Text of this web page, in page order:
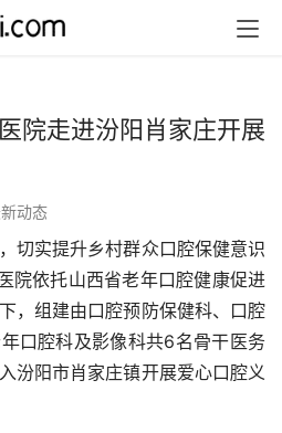
院走进汾阳肖家庄开展
动态
切实提升乡村群众口腔保健意识
院依托山西省老年口腔健康促进
，组建由口腔预防保健科、口腔
口腔科及影像科共6名骨干医务
汾阳市肖家庄镇开展爱心口腔义